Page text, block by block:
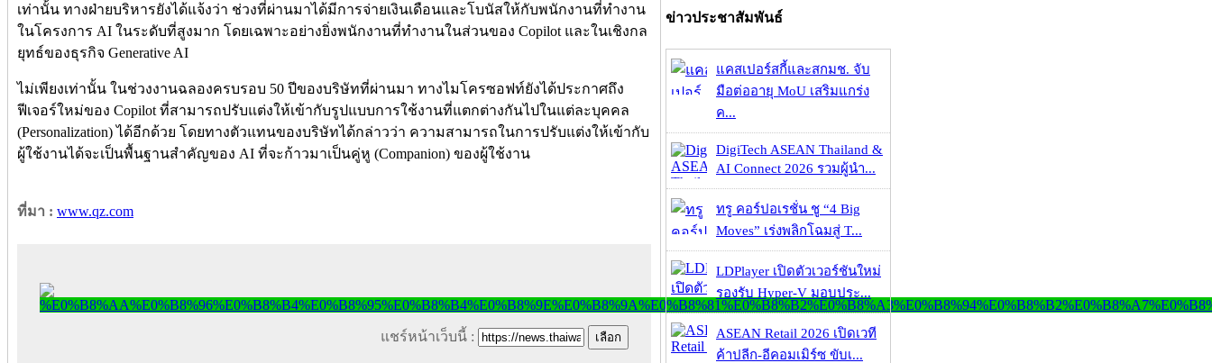
เท่านั้น ทางฝ่ายบริหารยังได้แจ้งว่า ช่วงที่ผ่านมาได้มีการจ่ายเงินเดือนและโบนัสให้กับพนักงานที่ทำงาน
ในโครงการ AI ในระดับที่สูงมาก โดยเฉพาะอย่างยิ่งพนักงานที่ทำงานในส่วนของ Copilot และในเชิงกล
ยุทธ์ของธุรกิจ Generative AI
ไม่เพียงเท่านั้น ในช่วงงานฉลองครบรอบ 50 ปีของบริษัทที่ผ่านมา ทางไมโครซอฟท์ยังได้ประกาศถึง
ฟีเจอร์ใหม่ของ Copilot ที่สามารถปรับแต่งให้เข้ากับรูปแบบการใช้งานที่แตกต่างกันไปในแต่ละบุคคล
(Personalization) ได้อีกด้วย โดยทางตัวแทนของบริษัทได้กล่าวว่า ความสามารถในการปรับแต่งให้เข้ากับ
ผู้ใช้งานได้จะเป็นพื้นฐานสำคัญของ AI ที่จะก้าวมาเป็นคู่หู (Companion) ของผู้ใช้งาน
ที่มา : www.qz.com
แชร์หน้าเว็บนี้ :
ข่าวประชาสัมพันธ์
แคสเปอร์สกี้และสกมช. จับ
มือต่ออายุ MoU เสริมแกร่ง
ค...
DigiTech ASEAN Thailand &
AI Connect 2026 รวมผู้นำ...
ทรู คอร์ปอเรชั่น ชู “4 Big
Moves” เร่งพลิกโฉมสู่ T...
LDPlayer เปิดตัวเวอร์ชันใหม่
รองรับ Hyper-V มอบประ...
ASEAN Retail 2026 เปิดเวที
ค้าปลีก-อีคอมเมิร์ซ ขับเ...